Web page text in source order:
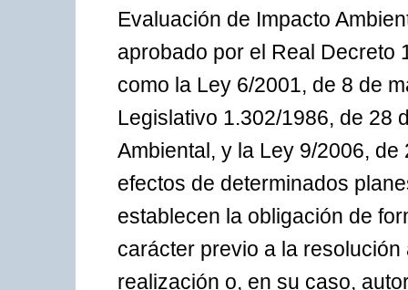
Evaluación de Impacto
aprobado por el Real Decreto
como la Ley 6/2001, de 8 de
Legislativo 1.302/1986, de 28
Ambiental, y la Ley 9/2006,
efectos de determinados
establecen la obligación de
carácter previo a la
realización o, en su caso,